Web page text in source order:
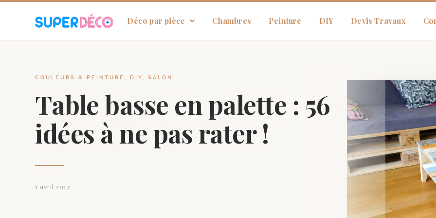
Déco par pièce Chambres Peinture DIY Devis Travaux
COULEURS & PEINTURE , DIY, SALON
Table basse en palette : 56
idées à ne pas rater !
1 avril 2017